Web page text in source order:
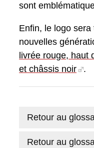
sont
Enfin, le logo
nouvelles
livrée rouge, haut
et châssis noir
.
Retour au
Retour au